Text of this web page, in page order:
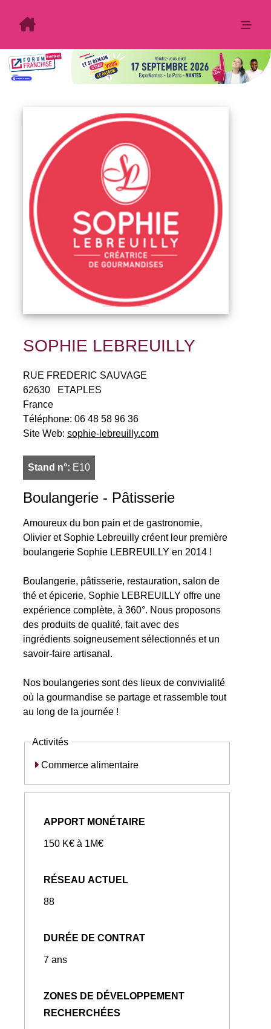
SOPHIE LEBREUILLY
RUE FREDERIC SAUVAGE
62630
ETAPLES
France
Téléphone: 06 48 58 96 36
Site Web: sophie-lebreuilly.com
Stand n°: E10
Boulangerie - Pâtisserie
Amoureux du bon pain et de gastronomie,
Olivier et Sophie Lebreuilly créent leur première
boulangerie Sophie LEBREUILLY en 2014 !
Boulangerie, pâtisserie, restauration, salon de
thé et épicerie, Sophie LEBREUILLY offre une
expérience complète, à 360°. Nous proposons
des produits de qualité, fait avec des
ingrédients soigneusement sélectionnés et un
savoir-faire artisanal.
Nos boulangeries sont des lieux de convivialité
où la gourmandise se partage et rassemble tout
au long de la journée !
Activités
Commerce alimentaire
APPORT MONÉTAIRE
150 K€ à 1M€
RÉSEAU ACTUEL
88
DURÉE DE CONTRAT
7 ans
ZONES DE DÉVELOPPEMENT
RECHERCHÉES